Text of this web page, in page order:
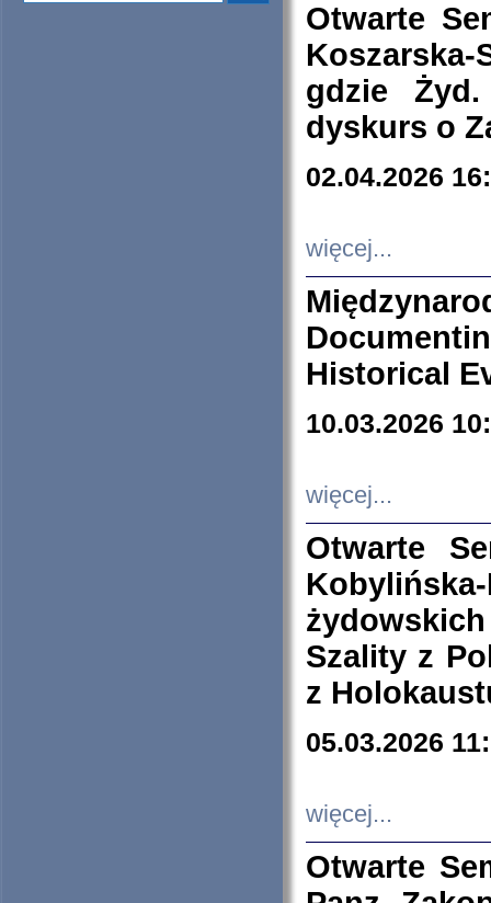
Otwarte
Koszarska-
gdzie
dyskurs o
02.04.2026
więcej...
Historical
10.03.2026
więcej...
Otwarte
Szality z
z
05.03.2026
więcej...
Otwarte